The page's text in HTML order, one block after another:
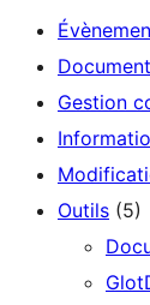
Gestion
Outils (5)